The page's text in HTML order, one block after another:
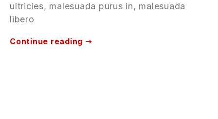
ultricies, malesuada purus in, malesuada
libero
Continue reading ➝